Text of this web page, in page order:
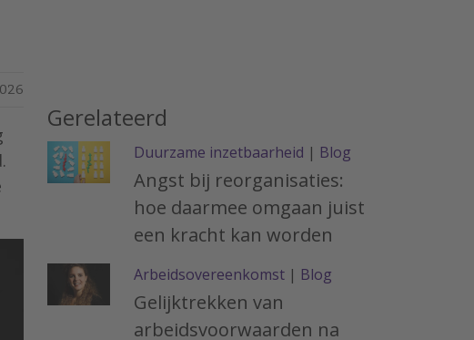
Gerelateerd
Duurzame inzetbaarheid | Blog
Angst bij reorganisaties:
hoe daarmee omgaan juist
een kracht kan worden
Arbeidsovereenkomst | Blog
Gelijktrekken van
arbeidsvoorwaarden na